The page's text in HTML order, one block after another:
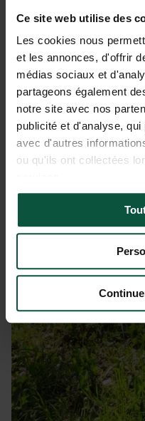
Ce site web utilise des
Les cookies nous
et les annonces, d'offrir
médias sociaux et
partageons également
notre site avec nos
publicité et d'analyse,
avec d'autres
ou qu'ils ont collectées